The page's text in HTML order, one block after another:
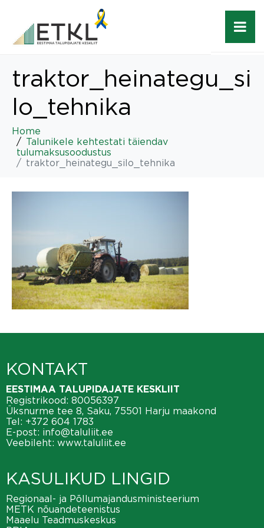
traktor_heinategu_si
lo_tehnika
Home
Talunikele kehtestati täiendav
tulumaksusoodustus
traktor_heinategu_silo_tehnika
KONTAKT
EESTIMAA TALUPIDAJATE KESKLIIT
Registrikood: 80056397
Üksnurme tee 8, Saku, 75501 Harju maakond
Tel: +372 604 1783
E-post: info@taluliit.ee
Veebileht: www.taluliit.ee
KASULIKUD LINGID
Regionaal- ja Põllumajandusministeerium
METK nõuandeteenistus
Maaelu Teadmuskeskus